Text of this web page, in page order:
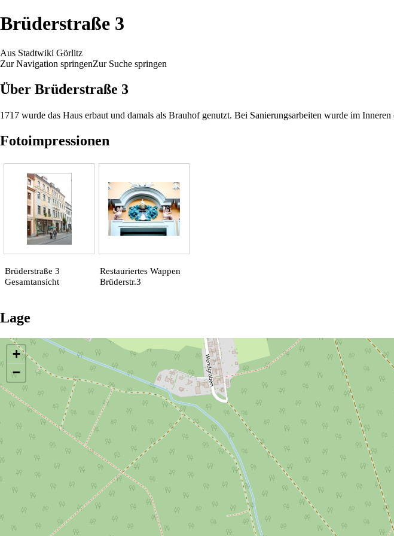
Brüderstraße 3
Aus Stadtwiki Görlitz
Zur Navigation springenZur Suche springen
Über Brüderstraße 3
1717 wurde das Haus erbaut und damals als Brauhof genutzt. Bei Sanierungsarbeiten wurde im
Fotoimpressionen
Brüderstraße 3
Gesamtansicht
Restauriertes Wappen
Brüderstr.3
Lage
Die Karte wird geladen …
+
−